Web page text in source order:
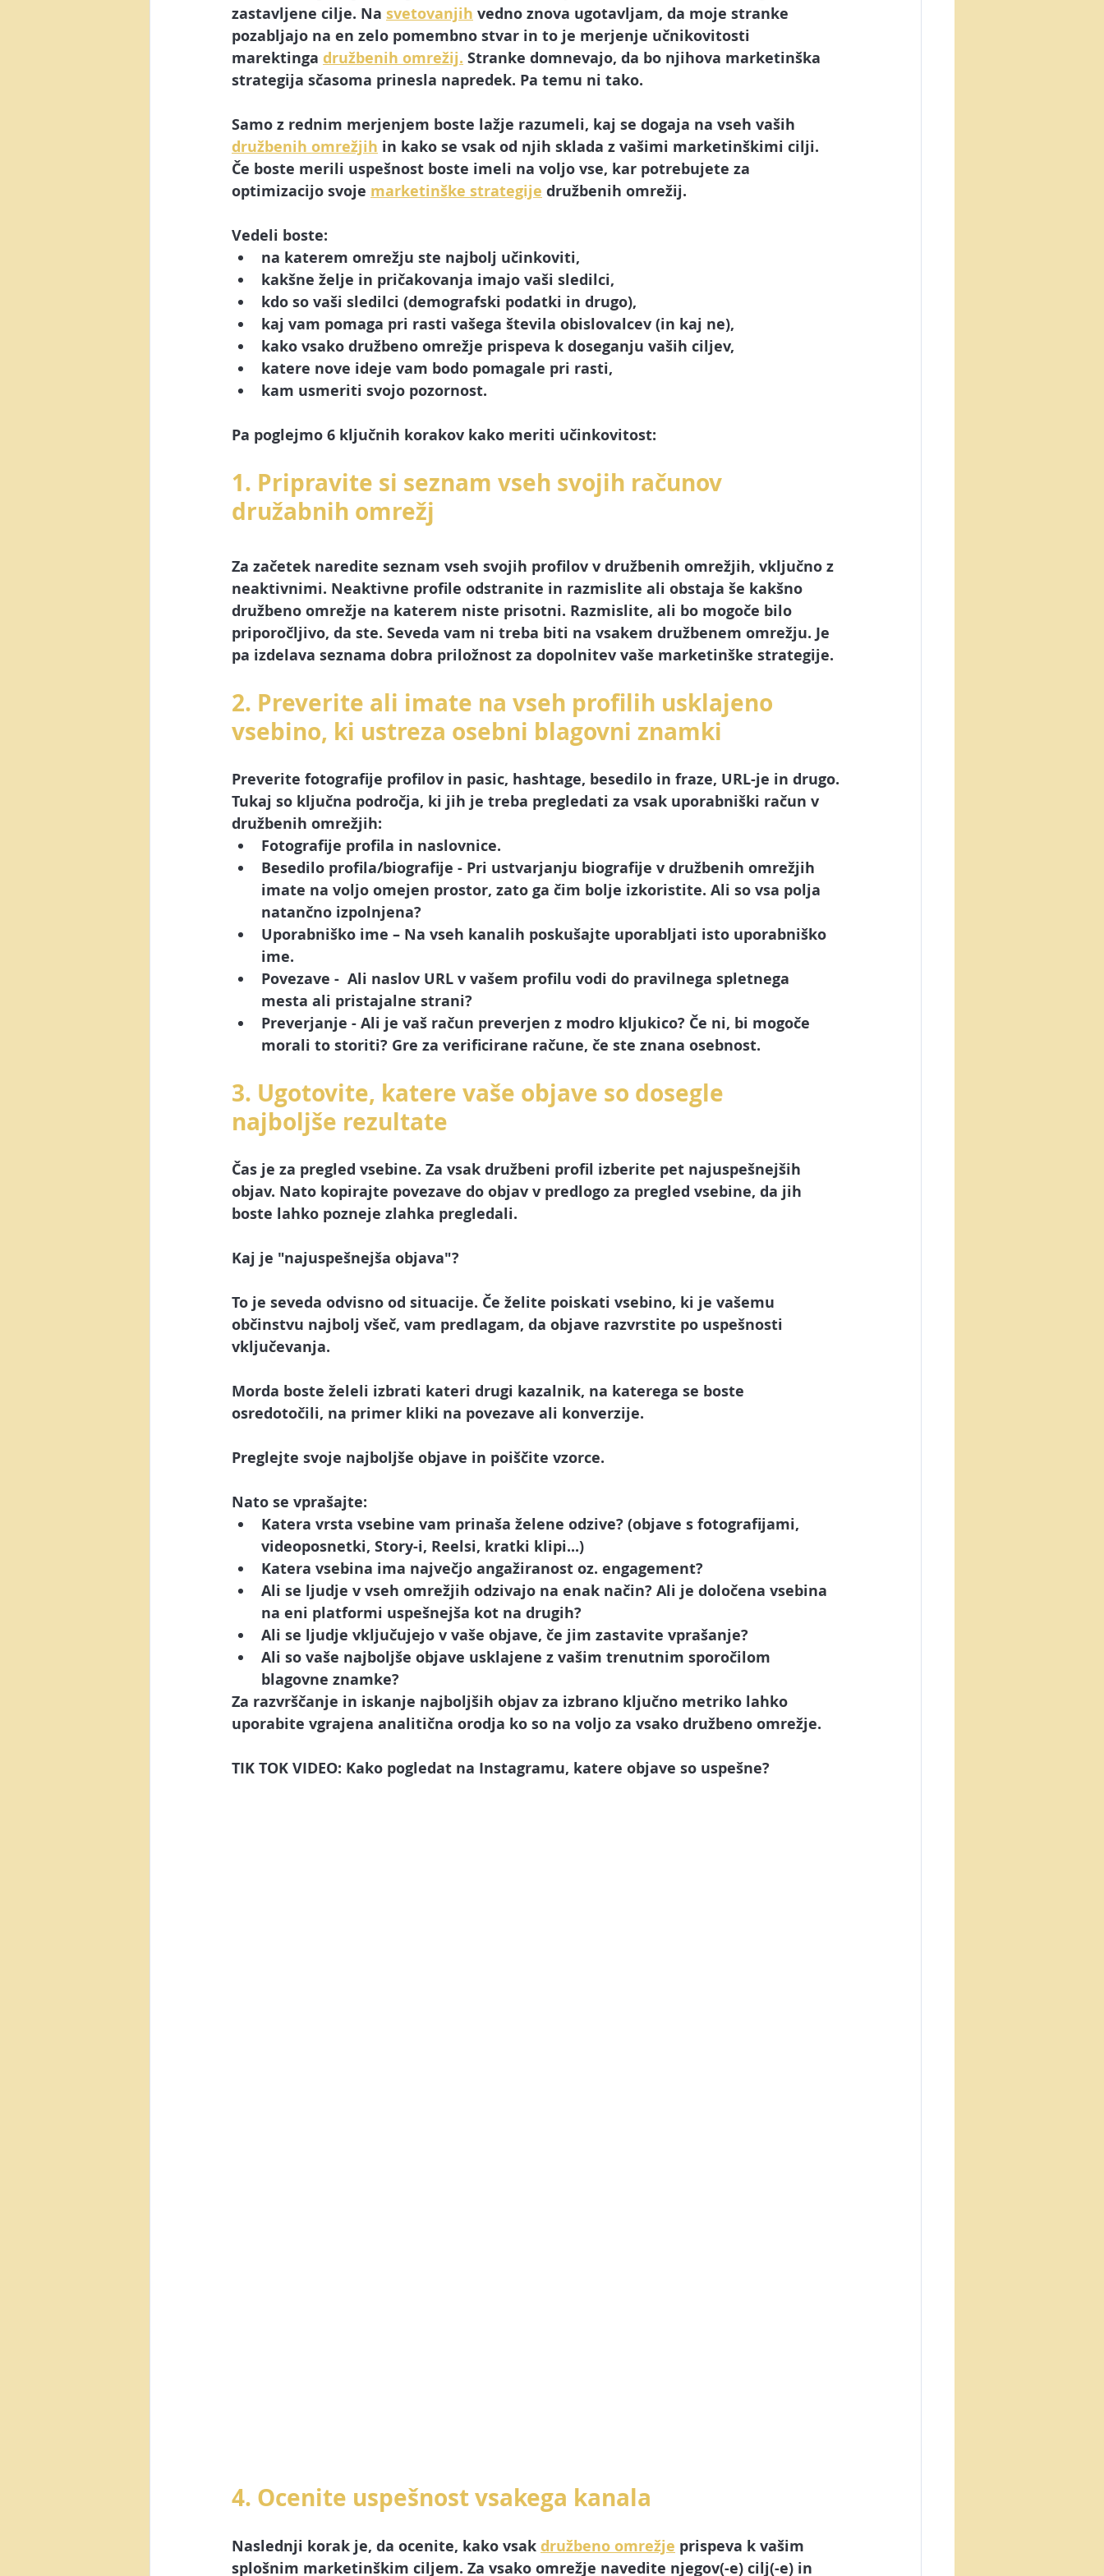
AI orodja Canva Youtube Tik Tok Upravljalec družbenih omrežij Umetna inteligenca
Generacija Z NotebookLM AI chatbot in asistent
zastavljene cilje. Na svetovanjih vedno znova ugotavljam, da moje stranke
pozabljajo na en zelo pomembno stvar in to je merjenje učnikovitosti
marektinga družbenih omrežij. Stranke domnevajo, da bo njihova marketinška
strategija sčasoma prinesla napredek. Pa temu ni tako.
Samo z rednim merjenjem boste lažje razumeli, kaj se dogaja na vseh vaših
družbenih omrežjih in kako se vsak od njih sklada z vašimi marketinškimi cilji.
Če boste merili uspešnost boste imeli na voljo vse, kar potrebujete za
optimizacijo svoje marketinške strategije družbenih omrežij.
Vedeli boste:
na katerem omrežju ste najbolj učinkoviti,
kakšne želje in pričakovanja imajo vaši sledilci,
kdo so vaši sledilci (demografski podatki in drugo),
kaj vam pomaga pri rasti vašega števila obislovalcev (in kaj ne),
kako vsako družbeno omrežje prispeva k doseganju vaših ciljev,
katere nove ideje vam bodo pomagale pri rasti,
kam usmeriti svojo pozornost.
Pa poglejmo 6 ključnih korakov kako meriti učinkovitost:
1. Pripravite si seznam vseh svojih računov
družabnih omrežj
Za začetek naredite seznam vseh svojih profilov v družbenih omrežjih, vključno z
neaktivnimi. Neaktivne profile odstranite in razmislite ali obstaja še kakšno
družbeno omrežje na katerem niste prisotni. Razmislite, ali bo mogoče bilo
priporočljivo, da ste. Seveda vam ni treba biti na vsakem družbenem omrežju. Je
pa izdelava seznama dobra priložnost za dopolnitev vaše marketinške strategije.
2. Preverite ali imate na vseh profilih usklajeno
vsebino, ki ustreza osebni blagovni znamki
Preverite fotografije profilov in pasic, hashtage, besedilo in fraze, URL-je in drugo.
Tukaj so ključna področja, ki jih je treba pregledati za vsak uporabniški račun v
družbenih omrežjih:
Fotografije profila in naslovnice.
Besedilo profila/biografije - Pri ustvarjanju biografije v družbenih omrežjih
imate na voljo omejen prostor, zato ga čim bolje izkoristite. Ali so vsa polja
natančno izpolnjena?
Uporabniško ime – Na vseh kanalih poskušajte uporabljati isto uporabniško
ime.
Povezave -  Ali naslov URL v vašem profilu vodi do pravilnega spletnega
mesta ali pristajalne strani?
Preverjanje - Ali je vaš račun preverjen z modro kljukico? Če ni, bi mogoče
morali to storiti? Gre za verificirane račune, če ste znana osebnost.
3. Ugotovite, katere vaše objave so dosegle
najboljše rezultate
Čas je za pregled vsebine. Za vsak družbeni profil izberite pet najuspešnejših
objav. Nato kopirajte povezave do objav v predlogo za pregled vsebine, da jih
boste lahko pozneje zlahka pregledali.
Kaj je "najuspešnejša objava"?
To je seveda odvisno od situacije. Če želite poiskati vsebino, ki je vašemu
občinstvu najbolj všeč, vam predlagam, da objave razvrstite po uspešnosti
vključevanja.
Morda boste želeli izbrati kateri drugi kazalnik, na katerega se boste
osredotočili, na primer kliki na povezave ali konverzije.
Preglejte svoje najboljše objave in poiščite vzorce.
Nato se vprašajte:
Katera vrsta vsebine vam prinaša želene odzive? (objave s fotografijami,
videoposnetki, Story-i, Reelsi, kratki klipi...)
Katera vsebina ima največjo angažiranost oz. engagement?
Ali se ljudje v vseh omrežjih odzivajo na enak način? Ali je določena vsebina
na eni platformi uspešnejša kot na drugih?
Ali se ljudje vključujejo v vaše objave, če jim zastavite vprašanje?
Ali so vaše najboljše objave usklajene z vašim trenutnim sporočilom
blagovne znamke?
Za razvrščanje in iskanje najboljših objav za izbrano ključno metriko lahko
uporabite vgrajena analitična orodja ko so na voljo za vsako družbeno omrežje.
TIK TOK VIDEO: Kako pogledat na Instagramu, katere objave so uspešne?
4. Ocenite uspešnost vsakega kanala
Naslednji korak je, da ocenite, kako vsak družbeno omrežje prispeva k vašim
splošnim marketinškim ciljem. Za vsako omrežje navedite njegov(-e) cilj(-e) in